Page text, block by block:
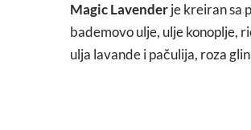
Magic Lavenderje kreiran sa
bademovo ulje, ulje konoplje,
ulja lavande i pačulija, roza